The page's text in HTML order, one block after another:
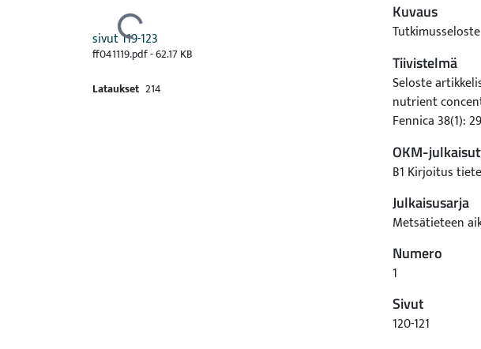
Ladataan...
sivut 119-123
ff041119.pdf -62.17 KB
Lataukset 214
Kuvaus
Tutkimusseloste
Tiivistelmä
Seloste
nutrient
Fennica 38(1):
OKM-
B1 Kirjoitus
Julkaisusarja
Metsätieteen
Numero
1
Sivut
120-121